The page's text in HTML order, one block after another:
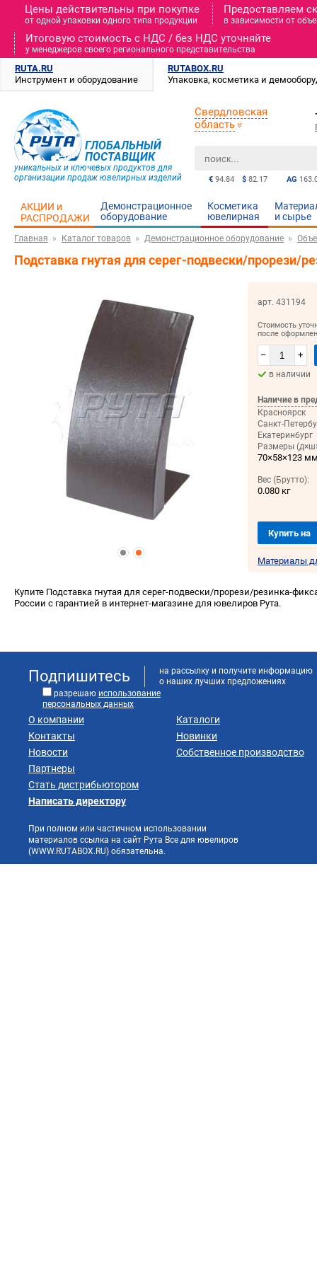
Цены действительны при покупке
от одной упаковки одного типа продукции
Предоставляем
в зависимости от
Итоговую стоимость c НДС / без НДС уточняйте
у менеджеров своего регионального представительства
RUTA.RU
Инструмент и оборудование
RUTABOX.RU
Упаковка, косметика и
ГЛОБАЛЬНЫЙ
ПОСТАВЩИК
уникальных и ключевых продуктов для
организации продаж ювелирных изделий
AG
€ 94.84 $ 82.17
Свердловская
область
АКЦИИ и
РАСПРОДАЖИ
Демонстрационное
оборудование
Косметика
ювелирная
и cырье
Главная Каталог товаров Демонстрационное оборудование
Подставка гнутая для серег-подвески/прорези/
арт. 431194
Стоимость
после
– +
в наличии
Наличие в
Красноярск
Санкт-
Екатеринбург
Размеры
70×58×123
Вес (Брутто):
0.080 кг
Купить на
Материалы
Купите Подставка гнутая для серег-подвески/прорези/резинка-
России с гарантией в интернет-магазине для ювелиров Рута.
Подпишитесь
на рассылку и получите информацию
о наших лучших предложениях
разрешаю использование
персональных данных
О компании
Контакты
Новости
Партнеры
Стать дистрибьютором
Каталоги
Новинки
Собственное производство
Написать директору
При полном или частичном использовании
материалов ссылка на сайт Рута Все для ювелиров
(WWW.RUTABOX.RU) обязательна.